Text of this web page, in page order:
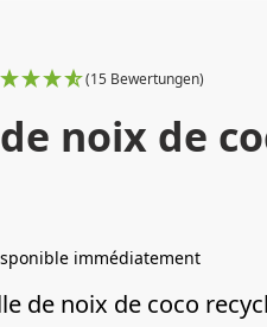
(15 Bewertungen)
noix de
immédiatement
de noix de coco